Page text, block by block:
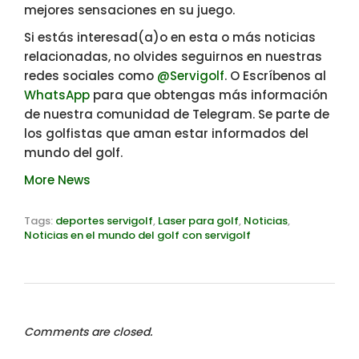
mejores sensaciones en su juego.
Si estás interesad(a)o en esta o más noticias
relacionadas, no olvides seguirnos en nuestras
redes sociales como @Servigolf. O Escríbenos al
WhatsApp para que obtengas más información
de nuestra comunidad de Telegram. Se parte de
los golfistas que aman estar informados del
mundo del golf.
More News
Tags: deportes servigolf, Laser para golf, Noticias,
Noticias en el mundo del golf con servigolf
Comments are closed.